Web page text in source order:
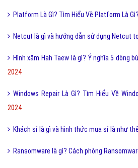
Platform Là Gì? Tìm Hiểu Về Platform Là Gì?
Netcut là gì và hướng dẫn sử dụng Netcut
Hình xăm Hah Taew là gì? Ý nghĩa 5 dòng
2024
Windows Repair Là Gì? Tìm Hiểu Về
2024
Khách sỉ là gì và hình thức mua sỉ là như
Ransomware là gì? Cách phòng